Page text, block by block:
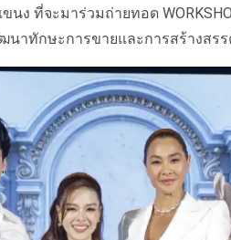
ที่จะมาร่วมถ่ายทอด
นาทักษะการขายและการสร้างส